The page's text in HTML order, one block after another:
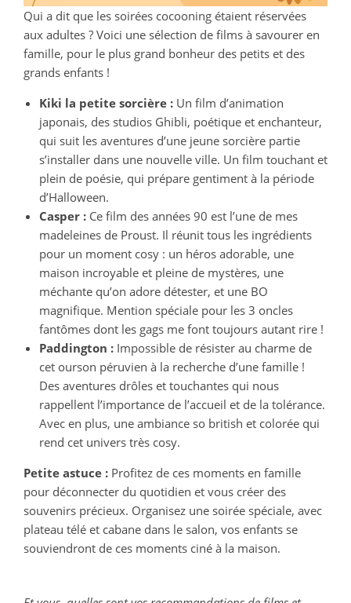
Qui a dit que les soirées cocooning étaient réservées
aux adultes ? Voici une sélection de films à savourer en
famille, pour le plus grand bonheur des petits et des
grands enfants !
Kiki la petite sorcière : Un film d’animation
japonais, des studios Ghibli, poétique et enchanteur,
qui suit les aventures d’une jeune sorcière partie
s’installer dans une nouvelle ville. Un film touchant et
plein de poésie, qui prépare gentiment à la période
d’Halloween.
Casper : Ce film des années 90 est l’une de mes
madeleines de Proust. Il réunit tous les ingrédients
pour un moment cosy : un héros adorable, une
maison incroyable et pleine de mystères, une
méchante qu’on adore détester, et une BO
magnifique. Mention spéciale pour les 3 oncles
fantômes dont les gags me font toujours autant rire !
Paddington : Impossible de résister au charme de
cet ourson péruvien à la recherche d’une famille !
Des aventures drôles et touchantes qui nous
rappellent l’importance de l’accueil et de la tolérance.
Avec en plus, une ambiance so british et colorée qui
rend cet univers très cosy.
Petite astuce : Profitez de ces moments en famille
pour déconnecter du quotidien et vous créer des
souvenirs précieux. Organisez une soirée spéciale, avec
plateau télé et cabane dans le salon, vos enfants se
souviendront de ces moments ciné à la maison.